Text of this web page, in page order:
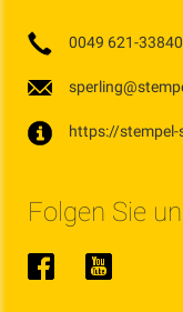
0049 621-
https://stempel-
Folgen Sie